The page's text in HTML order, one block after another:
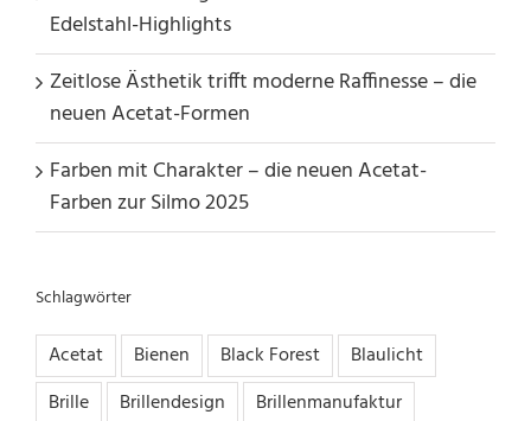
Edelstahl-Highlights
Zeitlose Ästhetik trifft moderne Raffinesse – die
neuen Acetat-Formen
Farben mit Charakter – die neuen Acetat-
Farben zur Silmo 2025
Schlagwörter
Acetat Bienen Black Forest
Blaulicht
Brille
Brillendesign
Brillenmanufaktur